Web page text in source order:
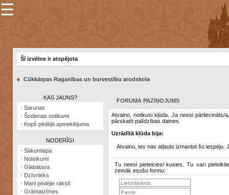
×
Šodienas
notikumi
Visatcera
almanahs
Arhīvs
☰
Šī izvēlne ir atspējota
● Cūkkārpas Raganības un burvestību arodskola
KAS JAUNS?
· Sarunas
· Šodienas notikumi
· Kopš pēdējā apmeklējuma
NODERĪGI
· Sākumlapa
· Noteikumi
· Glabātava
· Dzīvnieks
· Mani pēdējie raksti
· Grāmatzīmes
FORUMA PAZIŅOJUMS
Atvaino, notikusi kļūda. Ja neesi pārliecināts/
pārskatīt palīdzības datnes.
Uzrādītā kļūda bija:
Atvaino, tev nav atļauts izmantot šo iespēju.
Tu neesi pieteicies/-kusies. Tu vari
zemāk esošo formu: